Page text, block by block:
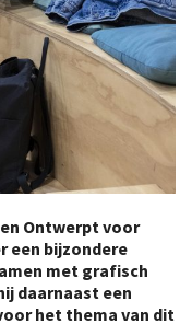
Ontwerpt voor
een bijzondere
met grafisch
daarnaast een
het thema van dit